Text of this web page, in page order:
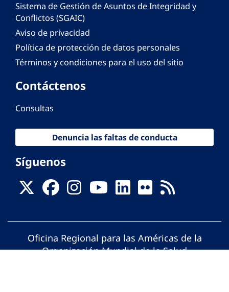
Sistema de Gestión de Asuntos de Integridad y
Conflictos (SGAIC)
Aviso de privacidad
Política de protección de datos personales
Términos y condiciones para el uso del sitio
Contáctenos
Consultas
Denuncia las faltas de conducta
Síguenos
Oficina Regional para las Américas de la
Organización Mundial de la Salud